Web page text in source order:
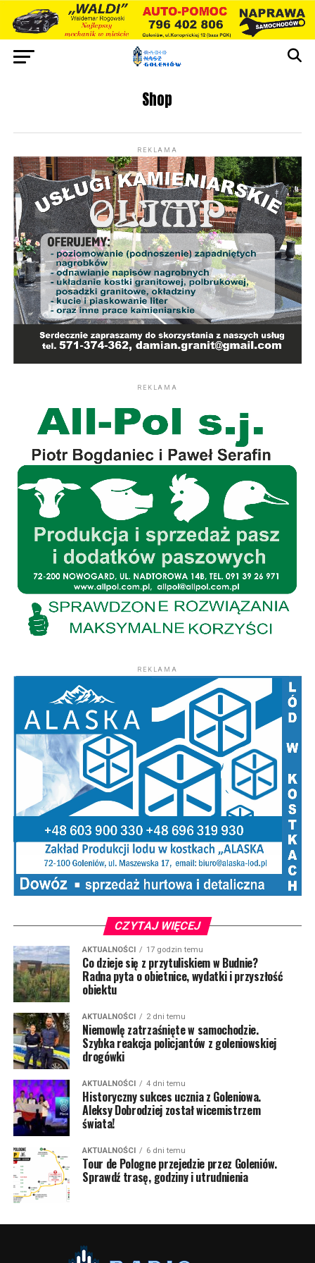
Shop
REKLAMA
REKLAMA
REKLAMA
CZYTAJ WIĘCEJ
AKTUALNOŚCI 17 godzin temu
Co dzieje się z przytuliskiem w Budnie?
Radna pyta o obietnice, wydatki i przyszłość
obiektu
AKTUALNOŚCI 2 dni temu
Niemowlę zatrzaśnięte w samochodzie.
Szybka reakcja policjantów z goleniowskiej
drogówki
AKTUALNOŚCI 4 dni temu
Historyczny sukces ucznia z Goleniowa.
Aleksy Dobrodziej został wicemistrzem
świata!
AKTUALNOŚCI 6 dni temu
Tour de Pologne przejedzie przez Goleniów.
Sprawdź trasę, godziny i utrudnienia